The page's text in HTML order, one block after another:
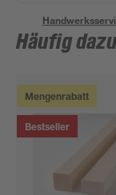
Häufig
Mengenrabatt
Bestseller